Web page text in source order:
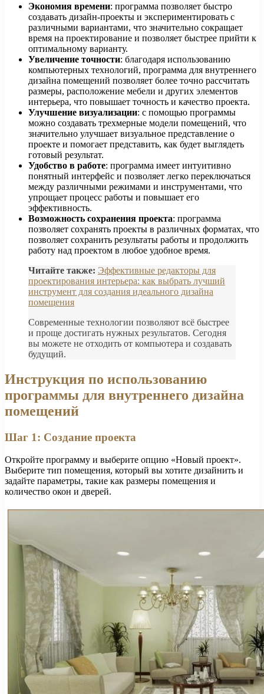
Экономия времени: программа позволяет быстро
создавать дизайн-проекты и экспериментировать с
различными вариантами, что значительно сокращает
время на проектирование и позволяет быстрее прийти к
оптимальному варианту.
Увеличение точности: благодаря использованию
компьютерных технологий, программа для внутреннего
дизайна помещений позволяет более точно рассчитать
размеры, расположение мебели и других элементов
интерьера, что повышает точность и качество проекта.
Улучшение визуализации: с помощью программы
можно создавать трехмерные модели помещений, что
значительно улучшает визуальное представление о
проекте и помогает представить, как будет выглядеть
готовый результат.
Удобство в работе: программа имеет интуитивно
понятный интерфейс и позволяет легко переключаться
между различными режимами и инструментами, что
упрощает процесс работы и повышает его
эффективность.
Возможность сохранения проекта: программа
позволяет сохранять проекты в различных форматах, что
позволяет сохранить результаты работы и продолжить
работу над проектом в любое удобное время.
Читайте также: Эффективные редакторы для
проектирования интерьера: как выбрать лучший
инструмент для создания идеального дизайна
помещения
Современные технологии позволяют всё быстрее
и проще достигать нужных результатов. Сегодня
вы можете не отходить от компьютера и создавать
будущий.
Инструкция по использованию
программы для внутреннего дизайна
помещений
Шаг 1: Создание проекта
Откройте программу и выберите опцию «Новый проект».
Выберите тип помещения, который вы хотите дизайнить и
задайте параметры, такие как размеры помещения и
количество окон и дверей.